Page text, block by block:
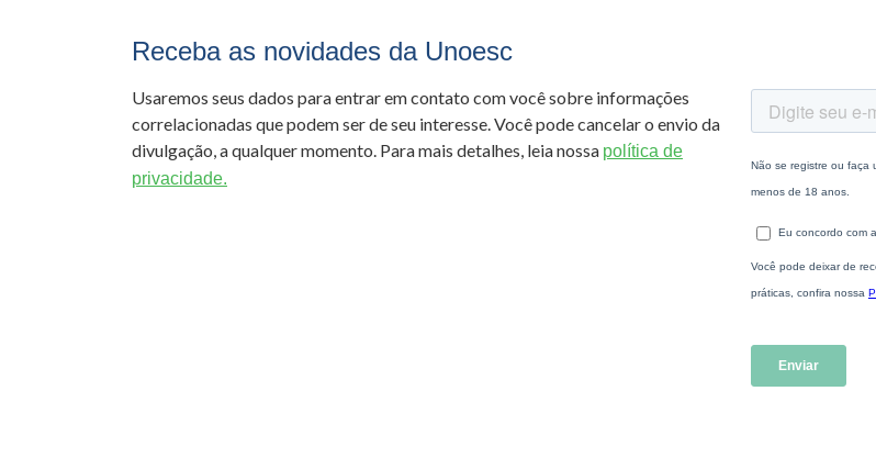
Receba as novidades da Unoesc
Usaremos seus dados para entrar em contato com você sobre informações
correlacionadas que podem ser de seu interesse. Você pode cancelar o envio da
divulgação, a qualquer momento. Para mais detalhes, leia nossa política de
privacidade.